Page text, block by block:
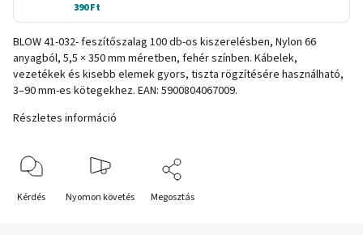
390 Ft
BLOW 41-032- feszítőszalag 100 db-os kiszerelésben, Nylon 66
anyagból, 5,5 × 350 mm méretben, fehér színben. Kábelek,
vezetékek és kisebb elemek gyors, tiszta rögzítésére használható,
3–90 mm-es kötegekhez. EAN: 5900804067009.
Részletes információ
Kérdés Nyomon követés Megosztás